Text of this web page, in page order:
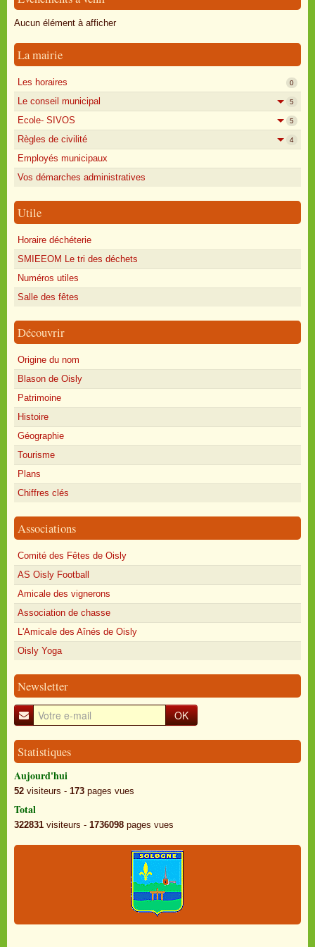
Oisly autrefois
Annonces
Aucun élément à afficher
La mairie
Les horaires 0
Le conseil municipal 5
Ecole- SIVOS 5
Règles de civilité 4
Employés municipaux
Vos démarches administratives
Utile
Horaire déchéterie
SMIEEOM Le tri des déchets
Numéros utiles
Salle des fêtes
Découvrir
Origine du nom
Blason de Oisly
Patrimoine
Histoire
Géographie
Tourisme
Plans
Chiffres clés
Associations
Comité des Fêtes de Oisly
AS Oisly Football
Amicale des vignerons
Association de chasse
L'Amicale des Aînés de Oisly
Oisly Yoga
Newsletter
OK
Statistiques
Aujourd'hui
52 visiteurs - 173 pages vues
Total
322831 visiteurs - 1736098 pages vues